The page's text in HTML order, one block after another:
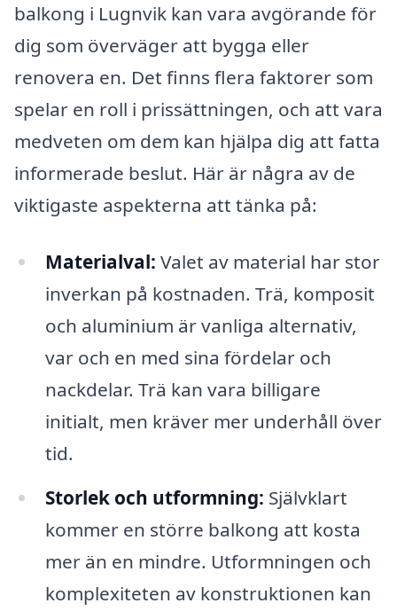
balkong i Lugnvik kan vara avgörande för
dig som överväger att bygga eller
renovera en. Det finns flera faktorer som
spelar en roll i prissättningen, och att vara
medveten om dem kan hjälpa dig att fatta
informerade beslut. Här är några av de
viktigaste aspekterna att tänka på:
Materialval: Valet av material har stor
inverkan på kostnaden. Trä, komposit
och aluminium är vanliga alternativ,
var och en med sina fördelar och
nackdelar. Trä kan vara billigare
initialt, men kräver mer underhåll över
tid.
Storlek och utformning: Självklart
kommer en större balkong att kosta
mer än en mindre. Utformningen och
komplexiteten av konstruktionen kan